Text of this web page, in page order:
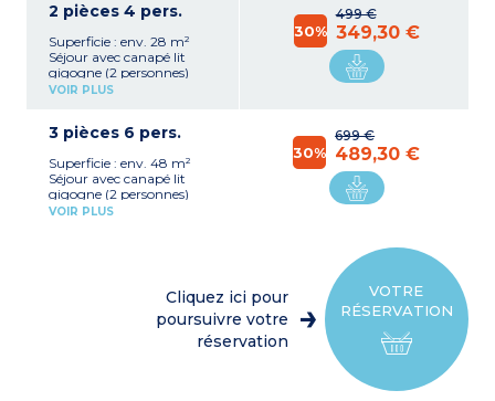
2 pièces 4 pers.
Superficie : env. 28 m²
Séjour avec canapé lit
gigogne (2 personnes)
Kitchenette équipée
micro-ondes/gril, lave-
bouilloire, grille-pain)
Chambre avec 1 grand lit
Salle de bain avec
baignoire et sèche cheveux
VOIR PLUS
499 €
30% 349,30 €
3 pièces 6 pers.
Superficie : env. 48 m²
Séjour avec canapé lit
gigogne (2 personnes)
Kitchenette équipée
bouilloire, grille-pain)
Chambre avec 1 grand lit
Chambre avec 2 lits
simples ou 2 lits superposés
VOIR PLUS
699 €
30% 489,30 €
VOTRE
RÉSERVATION
Cliquez ici pour
poursuivre votre
réservation